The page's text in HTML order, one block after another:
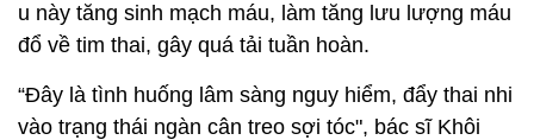
u này tăng sinh mạch máu, làm tăng lưu lượng máu
đổ về tim thai, gây quá tải tuần hoàn.
“Đây là tình huống lâm sàng nguy hiểm, đẩy thai nhi
vào trạng thái ngàn cân treo sợi tóc", bác sĩ Khôi